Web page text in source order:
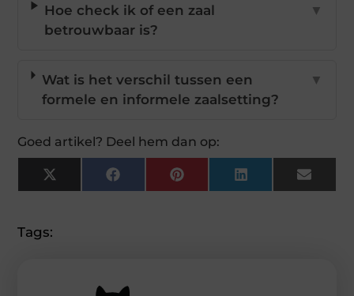
Hoe check ik of een zaal
betrouwbaar is?
▼
Wat is het verschil tussen een
formele en informele zaalsetting?
▼
Goed artikel? Deel hem dan op:
X
(Twitter)
FacebookPinterestLinkedInEmail
Tags: